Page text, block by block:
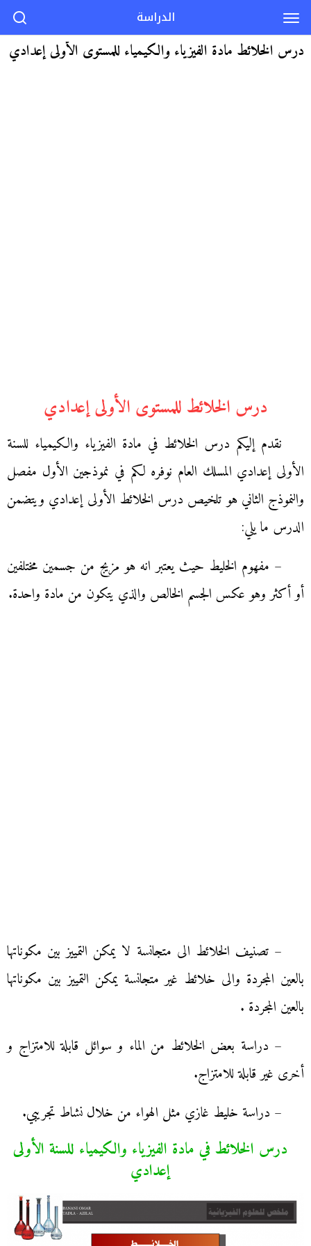
درس الخلائط مادة الفيزياء والكيمياء للمستوى الأولى إعدادي
درس الخلائط للمستوى الأولى إعدادي
نقدم إليكم درس الخلائط في مادة الفيزياء والكيمياء للسنة
الأولى إعدادي المسلك العام نوفره لكم في نموذجين الأول مفصل
والنموذج الثاني هو تلخيص درس الخلائط الأولى إعدادي ويتضمن
الدرس ما يلي:
– مفهوم الخليط حيث يعتبر انه هو مزيج من جسمين مختلفين
أو أكثر وهو عكس الجسم الخالص والذي يتكون من مادة واحدة.
– تصنيف الخلائط الى متجانسة لا يمكن التمييز بين مكوناتها
بالعين المجردة والى خلائط غير متجانسة يمكن التمييز بين مكوناتها
بالعين المجردة .
– دراسة بعض الخلائط من الماء و سوائل قابلة للامتزاج و
أخرى غير قابلة للامتزاج.
– دراسة خليط غازي مثل الهواء من خلال نشاط تجريبي.
درس الخلائط في مادة الفيزياء والكيمياء للسنة الأولى
إعدادي
الدراسة